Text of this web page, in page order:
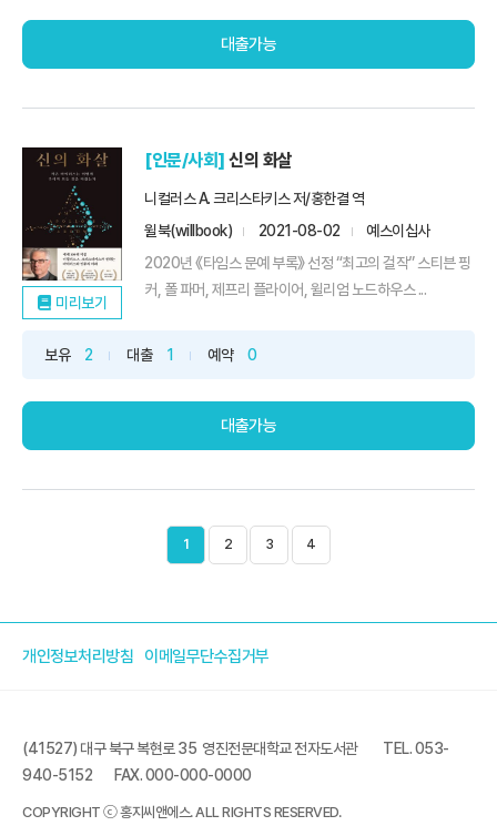
대출가능
미리보기
[인문/사회] 신의 화살
니컬러스 A. 크리스타키스 저/홍한결 역
윌북(willbook)
2021-08-02
예스이십사
2020년 《타임스 문예 부록》 선정 “최고의 걸작” 스티븐 핑
커, 폴 파머, 제프리 플라이어, 윌리엄 노드하우스 ...
보유 2 대출 1 예약 0
대출가능
1 2 3 4
개인정보처리방침 이메일무단수집거부
(41527) 대구 북구 복현로 35 영진전문대학교 전자도서관
TEL. 053-
940-5152
FAX. 000-000-0000
COPYRIGHT ⓒ 홍지씨앤에스. ALL RIGHTS RESERVED.